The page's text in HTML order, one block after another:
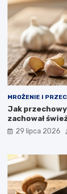
MROŻENIE I
Jak
zachował
29 lipca 2026